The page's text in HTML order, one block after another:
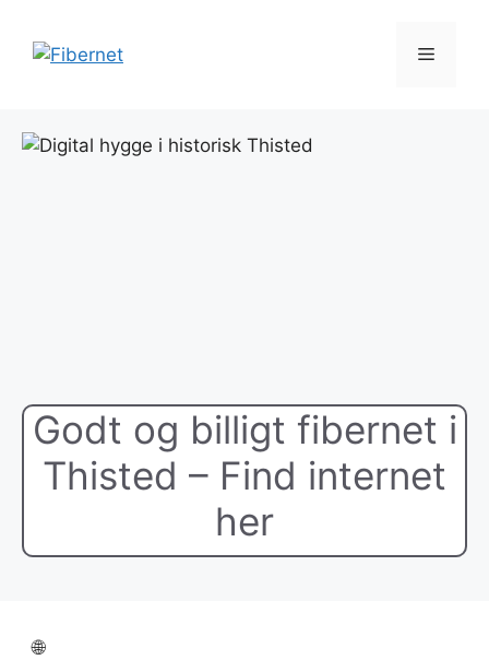
indhold
Menu
Godt og billigt fibernet i
Thisted – Find internet
her
🌐